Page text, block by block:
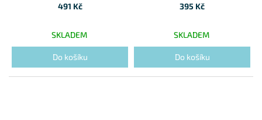
491 Kč
SKLADEM
Do košíku
395 Kč
SKLADEM
Do košíku